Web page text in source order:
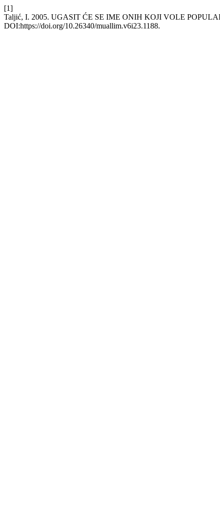
[1]
Taljić, I. 2005. UGASIT ĆE SE IME ONIH KOJI VOLE
DOI:https://doi.org/10.26340/muallim.v6i23.1188.